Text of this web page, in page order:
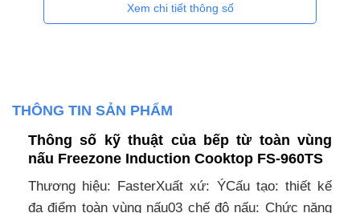
Xem chi tiết thông số
THÔNG TIN SẢN PHẨM
Thông số kỹ thuật của bếp từ toàn vùng
nấu Freezone Induction Cooktop FS-960TS
Thương hiệu: FasterXuất xứ: ÝCấu tạo: thiết kế
đa điểm toàn vùng nấu03 chế độ nấu: Chức năng